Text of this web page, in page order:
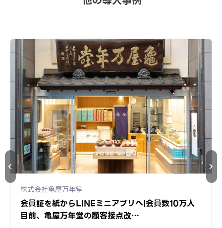
株式会社亀屋万年堂
会員証を紙からLINEミニアプリへ|会員数10万人
目前、亀屋万年堂の顧客接点改…